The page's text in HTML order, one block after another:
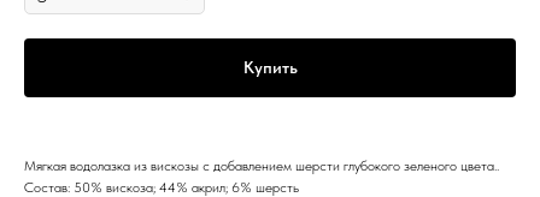
Купить
Мягкая водолазка из вискозы с добавлением шерсти глубокого зеленого цвета..
Состав: 50% вискоза; 44% акрил; 6% шерсть